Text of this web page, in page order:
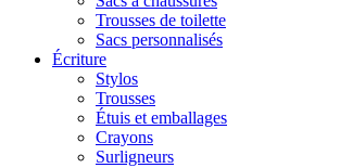
Trousses de toilette
Sacs personnalisés
Écriture
Stylos
Trousses
Étuis et emballages
Crayons
Surligneurs